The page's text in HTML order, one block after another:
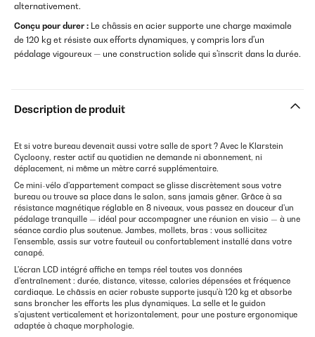
alternativement.
Conçu pour durer : Le châssis en acier supporte une charge maximale
de 120 kg et résiste aux efforts dynamiques, y compris lors d'un
pédalage vigoureux — une construction solide qui s'inscrit dans la durée.
Description de produit
Et si votre bureau devenait aussi votre salle de sport ? Avec le Klarstein
Cycloony, rester actif au quotidien ne demande ni abonnement, ni
déplacement, ni même un mètre carré supplémentaire.
Ce mini-vélo d'appartement compact se glisse discrètement sous votre
bureau ou trouve sa place dans le salon, sans jamais gêner. Grâce à sa
résistance magnétique réglable en 8 niveaux, vous passez en douceur d'un
pédalage tranquille — idéal pour accompagner une réunion en visio — à une
séance cardio plus soutenue. Jambes, mollets, bras : vous sollicitez
l'ensemble, assis sur votre fauteuil ou confortablement installé dans votre
canapé.
L'écran LCD intégré affiche en temps réel toutes vos données
d'entraînement : durée, distance, vitesse, calories dépensées et fréquence
cardiaque. Le châssis en acier robuste supporte jusqu'à 120 kg et absorbe
sans broncher les efforts les plus dynamiques. La selle et le guidon
s'ajustent verticalement et horizontalement, pour une posture ergonomique
adaptée à chaque morphologie.